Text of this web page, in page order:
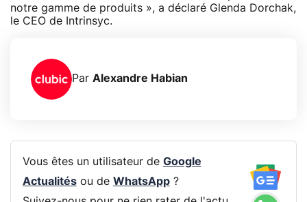
notre gamme de produits », a déclaré Glenda Dorchak,
le CEO de Intrinsyc.
Par Alexandre Habian
Vous êtes un utilisateur de Google
Actualitésou de WhatsApp?